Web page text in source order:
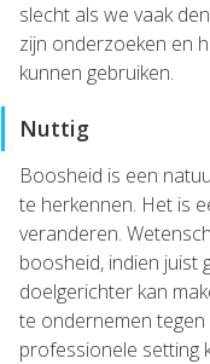
slecht als we vaak
zijn onderzoeken en
kunnen gebruiken.
Nuttig
Boosheid is een
te herkennen. Het is
veranderen.
boosheid, indien juist
doelgerichter kan
te ondernemen
professionele setting